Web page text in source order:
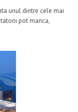
unul dintre cele mai
pot manca,